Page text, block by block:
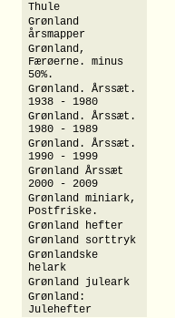
Thule
Grønland
årsmapper
Grønland,
Færøerne. minus
50%.
Grønland. Årssæt.
1938 - 1980
Grønland. Årssæt.
1980 - 1989
Grønland. Årssæt.
1990 - 1999
Grønland Årssæt
2000 - 2009
Grønland miniark,
Postfriske.
Grønland hefter
Grønland sorttryk
Grønlandske
helark
Grønland juleark
Grønland:
Julehefter